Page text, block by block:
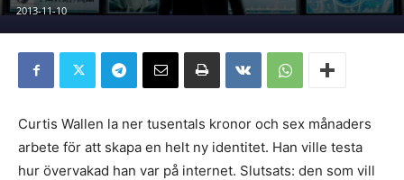
2013-11-10
Curtis Wallen la ner tusentals kronor och sex månaders
arbete för att skapa en helt ny identitet. Han ville testa
hur övervakad han var på internet. Slutsats: den som vill